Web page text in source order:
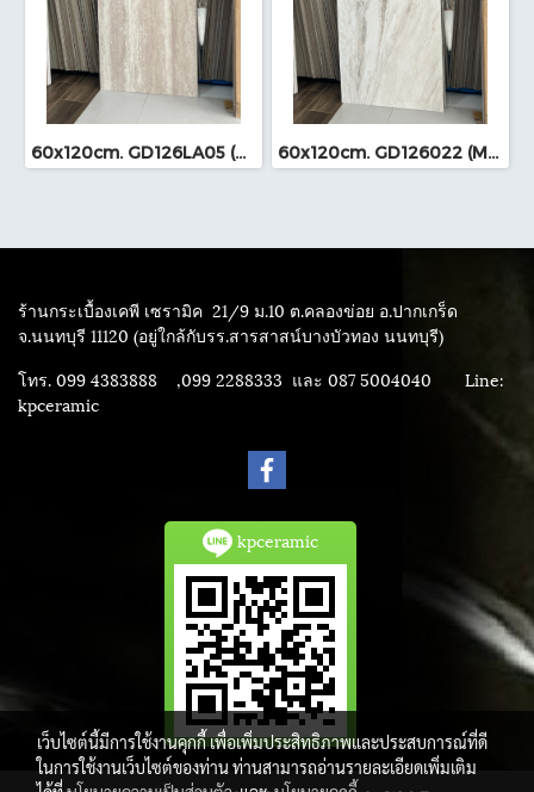
60x120cm. GD126LA05 (MO) 60x120cm. GD126022 (MO)
ร้านกระเบื้องเคพี เซรามิค 21/9 ม.10 ต.คลองข่อย อ.ปากเกร็ด
จ.นนทบุรี 11120 (อยู่ใกล้กับรร.สารสาสน์บางบัวทอง นนทบุรี)
โทร. 099 4383888 ,099 2288333 และ 087 5004040 Line:
kpceramic
kpceramic
เว็บไซต์นี้มีการใช้งานคุกกี้ เพื่อเพิ่มประสิทธิภาพและประสบการณ์ที่ดี
ในการใช้งานเว็บไซต์ของท่าน ท่านสามารถอ่านรายละเอียดเพิ่มเติม